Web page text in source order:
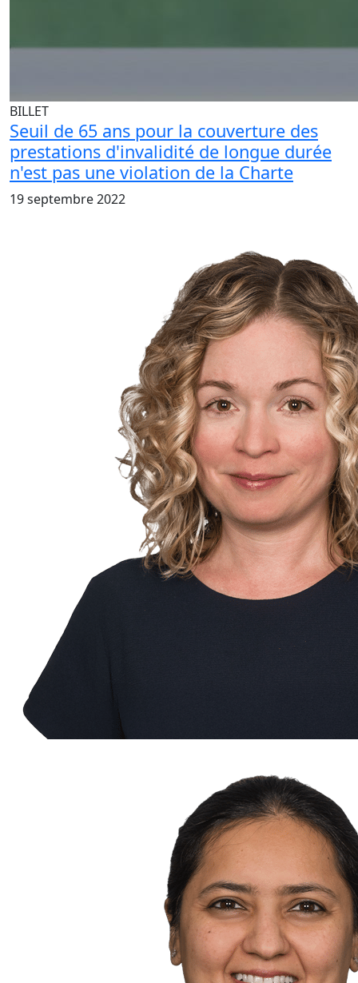
BILLET
Seuil de 65 ans pour la couverture des
prestations d'invalidité de longue durée
n'est pas une violation de la Charte
19 septembre 2022